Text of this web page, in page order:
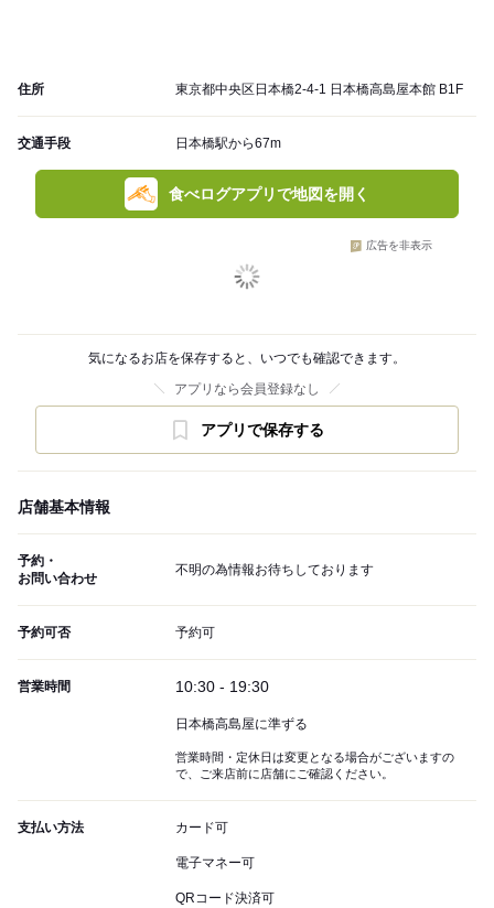
住所 東京都中央区日本橋2-4-1 日本橋高島屋本館 B1F
交通手段 日本橋駅から67m
食べログアプリで地図を開く
広告を非表示
気になるお店を保存すると、いつでも確認できます。
アプリなら会員登録なし
アプリで保存する
店舗基本情報
予約・
お問い合わせ
不明の為情報お待ちしております
予約可否 予約可
営業時間 10:30 - 19:30
日本橋高島屋に準ずる
営業時間・定休日は変更となる場合がございますの
で、ご来店前に店舗にご確認ください。
支払い方法 カード可
電子マネー可
QRコード決済可